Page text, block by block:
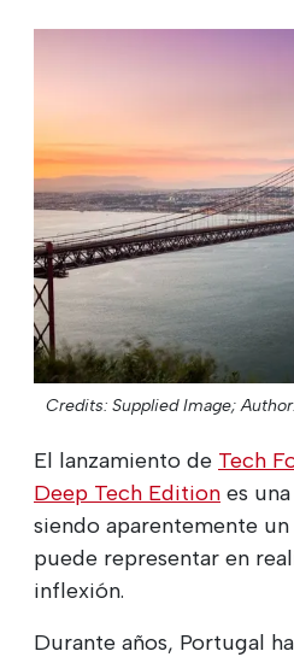
Credits: Supplied Image;
El lanzamiento de Tech
Deep Tech Edition es
siendo aparentemente
puede representar en
inflexión.
Durante años, Portugal